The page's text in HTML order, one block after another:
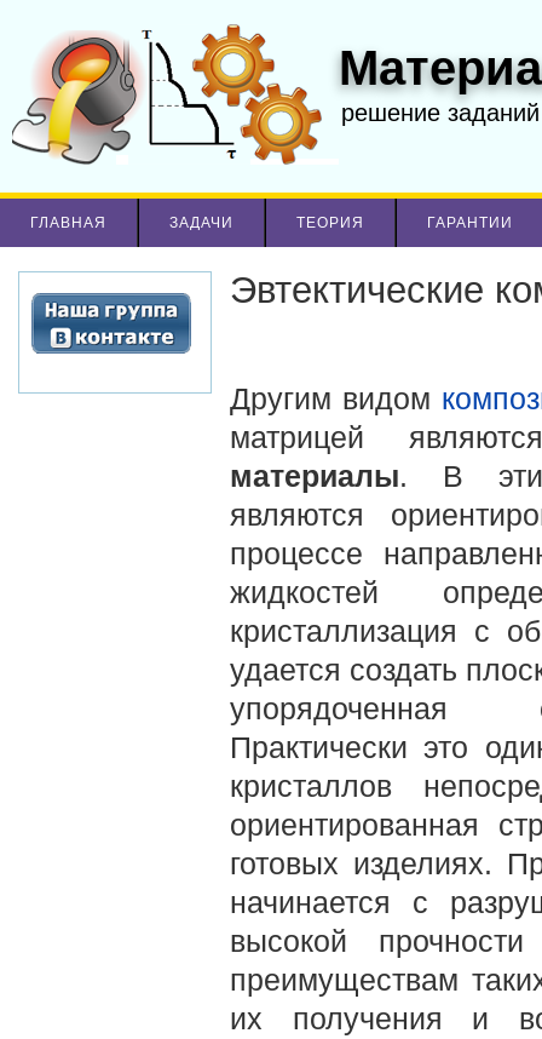
решение
ГЛАВНАЯ ЗАДАЧИ ТЕОРИЯ ГАРАНТИИ
Эвтектические
Другим видом
матрицей
материалы. В
являются
процессе
жидкостей
кристаллизация с
удается создать
упорядоченная
Практически это
кристаллов
ориентированная
готовых изделиях.
начинается с
высокой
преимуществам
их получения и